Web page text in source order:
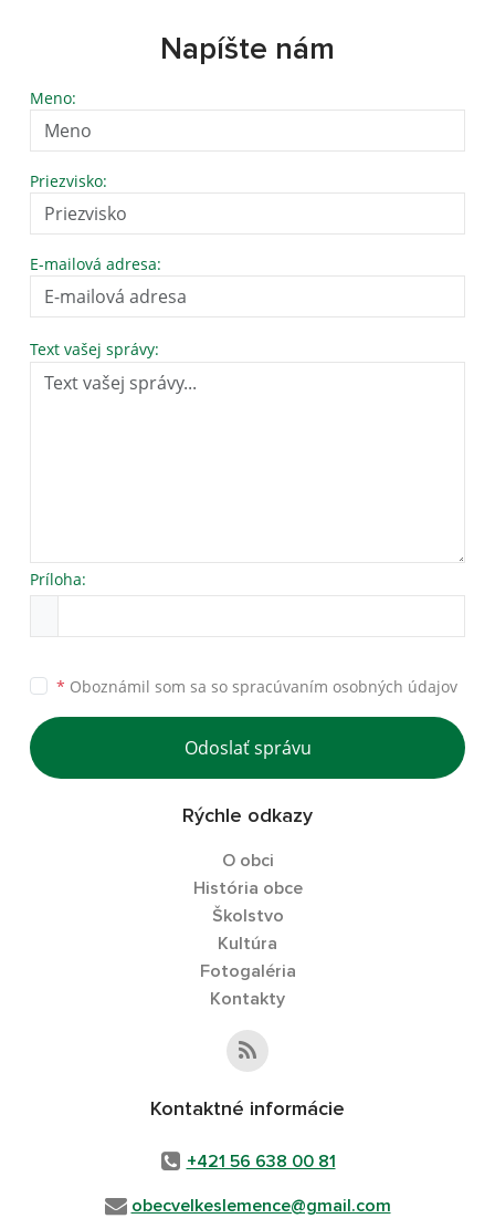
Napíšte nám
Meno:
Priezvisko:
E-mailová adresa:
Text vašej správy:
Príloha:
* Oboznámil som sa so spracúvaním osobných údajov
Odoslať správu
Rýchle odkazy
O obci
História obce
Školstvo
Kultúra
Fotogaléria
Kontakty
Kontaktné informácie
+421 56 638 00 81
obecvelkeslemence@gmail.com